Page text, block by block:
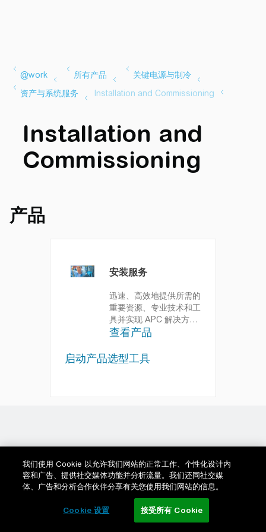
Installation and
Commissioning
产品
安装服务
迅速、高效地提供所需的
重要资源、专业技术和工
具并实现 APC 解决方
案。 我们经认证的专业
转化为高效、可靠且安全
的数据中心。
查看产品
启动产品选型工具
我们使用 Cookie 以允许我们网站的正常工作、个性化设计内
容和广告、提供社交媒体功能并分析流量。我们还同社交媒
体、广告和分析合作伙伴分享有关您使用我们网站的信息。
Cookie 设置 接受所有 Cookie